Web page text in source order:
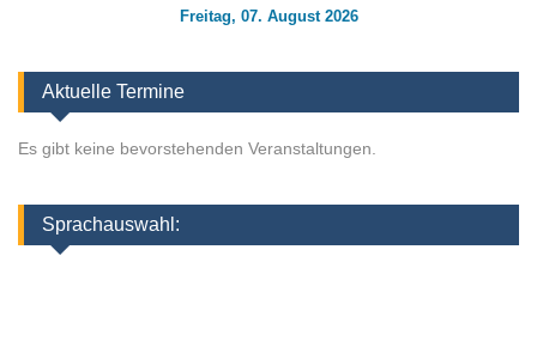
Freitag, 07. August 2026
Aktuelle Termine
Es gibt keine bevorstehenden Veranstaltungen.
Sprachauswahl: